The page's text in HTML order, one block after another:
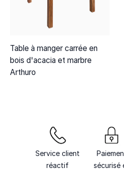
Table à manger carrée en
bois d'acacia et marbre
Arthuro
Service client
réactif
sécurisé